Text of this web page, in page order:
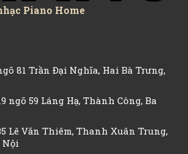
Piano Home
81 Trần Đại Nghĩa, Hai Bà Trưng,
ngõ 59 Láng Hạ, Thành Công, Ba
Lê Văn Thiêm, Thanh Xuân Trung,
Nội